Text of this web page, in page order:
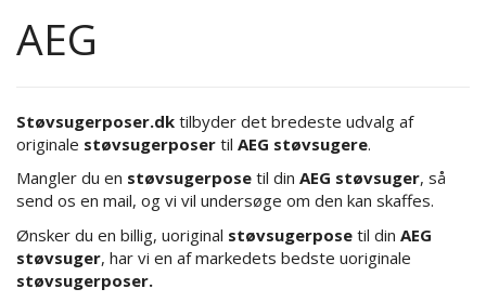
AEG
Støvsugerposer.dk tilbyder det bredeste udvalg af
originale støvsugerposer til AEG støvsugere.
Mangler du en støvsugerpose til din AEG støvsuger, så
send os en mail, og vi vil undersøge om den kan skaffes.
Ønsker du en billig, uoriginal støvsugerpose til din AEG
støvsuger, har vi en af markedets bedste uoriginale
støvsugerposer.